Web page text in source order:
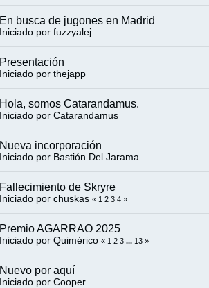
En busca de jugones en Madrid
Iniciado por fuzzyalej
Presentación
Iniciado por thejapp
Hola, somos Catarandamus.
Iniciado por Catarandamus
Nueva incorporación
Iniciado por Bastión Del Jarama
Fallecimiento de Skryre
Iniciado por chuskas « 1 2 3 4 »
Premio AGARRAO 2025
Iniciado por Quimérico « 1 2 3 ... 13 »
Nuevo por aquí
Iniciado por Cooper